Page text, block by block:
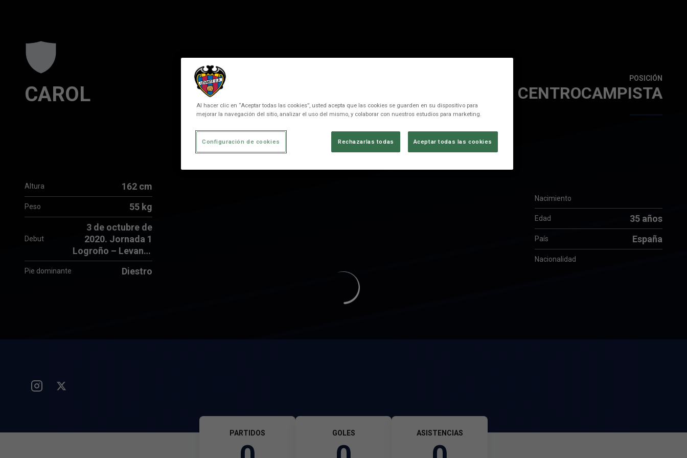
CAROL
POSICIÓN
CENTROCAMPISTA
Altura 162 cm
Peso 55 kg
Debut
3 de octubre de
2020. Jornada 1
Logroño – Levante
UD (1-2)
Pie dominante Diestro
Nacimiento
Edad 35 años
País España
Nacionalidad
PARTIDOS GOLES ASISTENCIAS
Al hacer clic en “Aceptar todas las cookies”, usted acepta que las cookies se guarden en su dispositivo para
mejorar la navegación del sitio, analizar el uso del mismo, y colaborar con nuestros estudios para marketing.
Rechazarlas todas Aceptar todas las cookies
Configuración de cookies